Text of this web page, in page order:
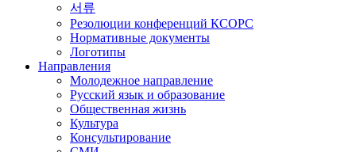
서류
Резолюции конференций КСОРС
Нормативные документы
Логотипы
Направления
Молодежное направление
Русский язык и образование
Общественная жизнь
Культура
Консультирование